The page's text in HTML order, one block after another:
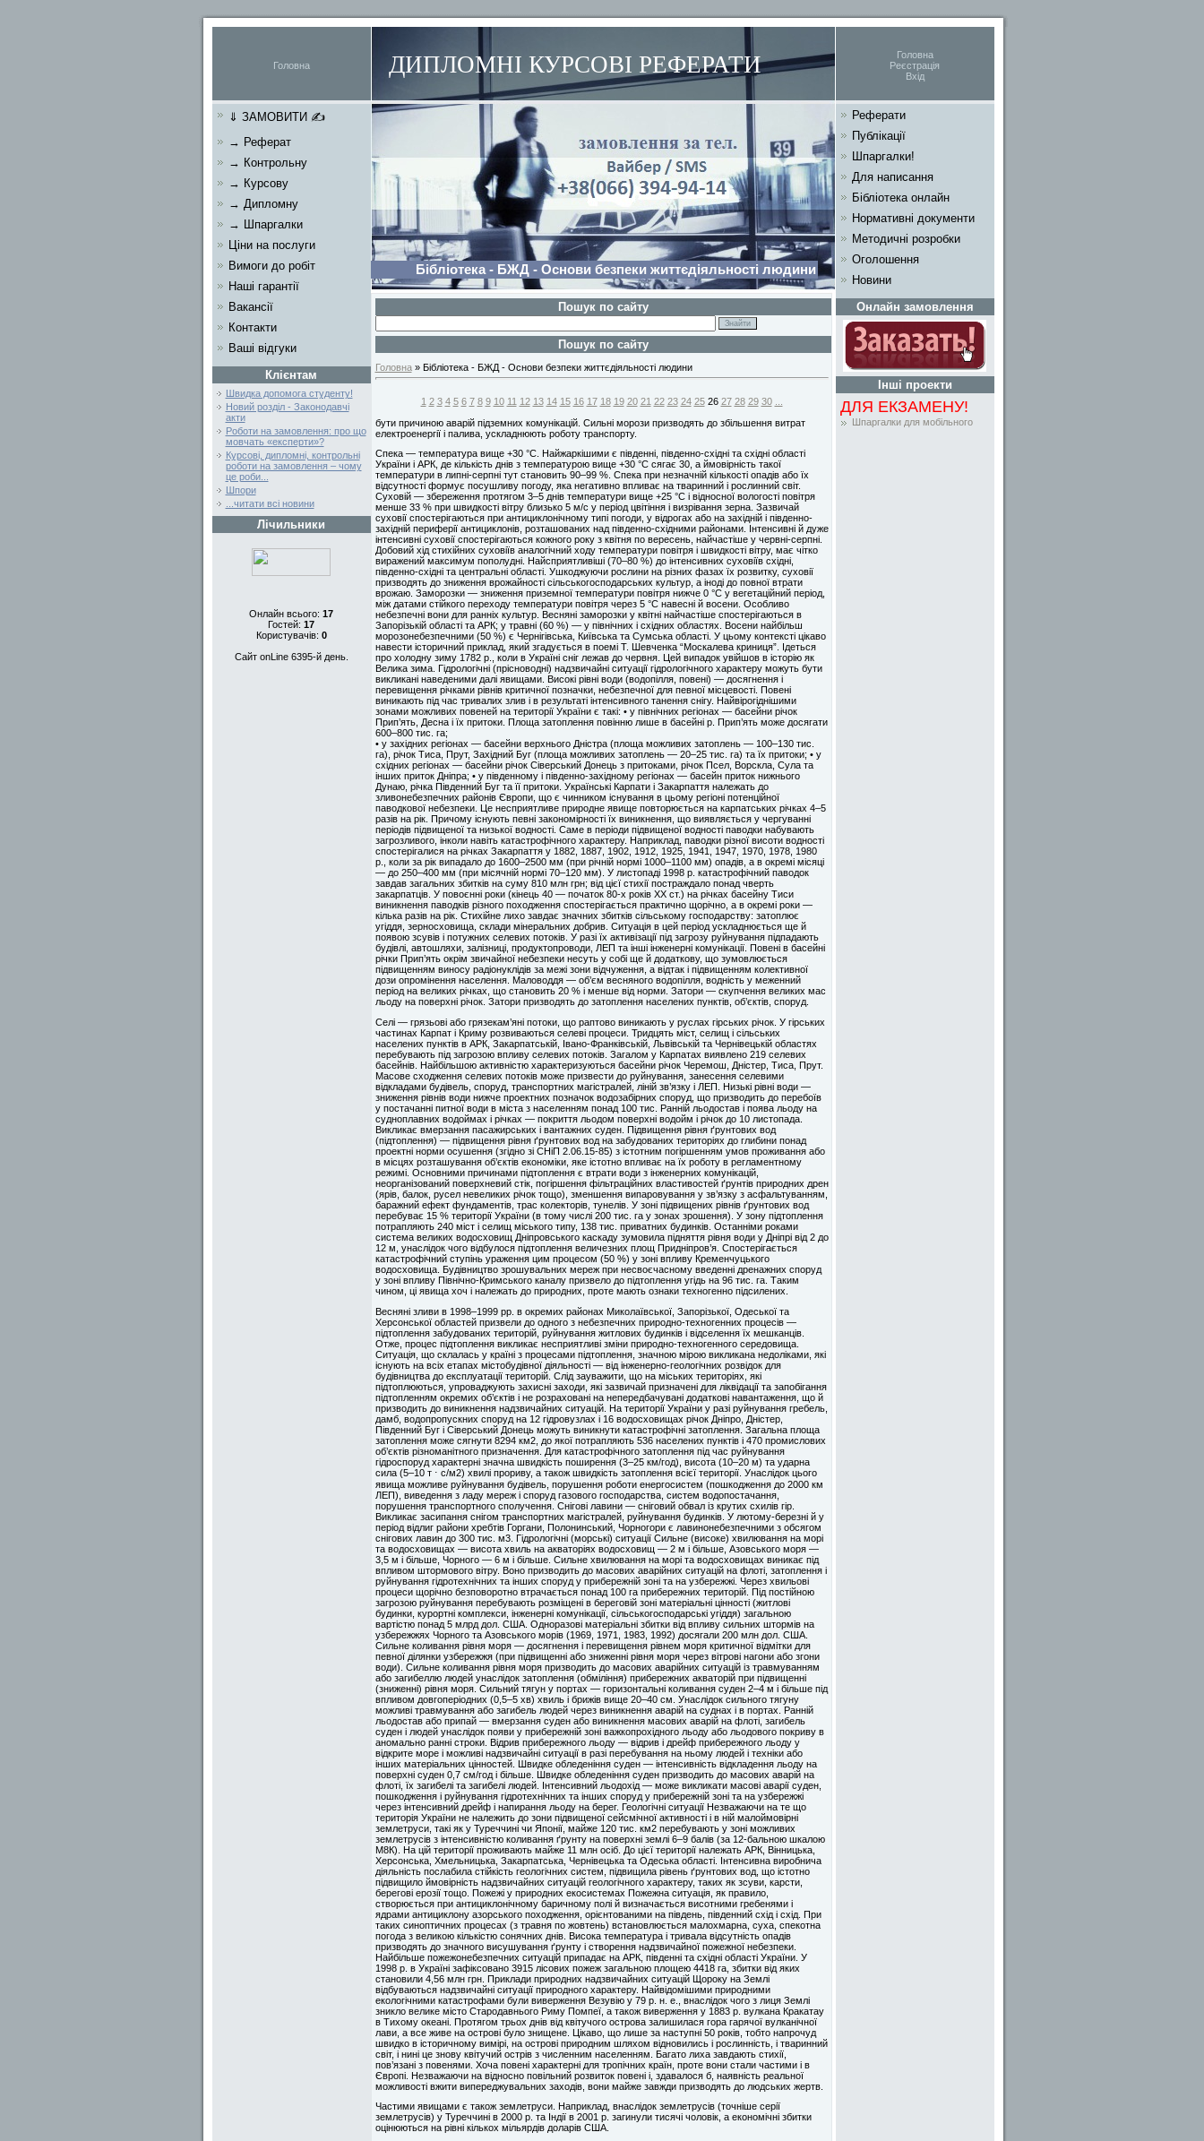
Головна ДИПЛОМНІ КУРСОВІ РЕФЕРАТИ
Головна
Реєстрація
Вхід
⇓ ЗАМОВИТИ ✍
→ Реферат
→ Контрольну
→ Курсову
→ Дипломну
→ Шпаргалки
Ціни на послуги
Вимоги до робіт
Наші гарантії
Вакансії
Контакти
Ваші відгуки
Клієнтам
Швидка допомога студенту!
Новий розділ - Законодавчі
акти
Роботи на замовлення: про що
мовчать «експерти»?
Курсові, дипломні, контрольні
роботи на замовлення – чому
це роби...
Шпори
...читати всі новини
Лічильники
Онлайн всього: 17
Гостей: 17
Користувачів: 0
Сайт onLine 6395-й день.
Бібліотека - БЖД - Основи безпеки життєдіяльності людини
Пошук по сайту
Пошук по сайту
Головна» Бібліотека - БЖД - Основи безпеки життєдіяльності людини
1 2 3 4 5 6 7 8 9 10 11 12 13 14 15 16 17 18 19 20 21 22 23 24 2526 27 28 29 30
бути причиною аварій підземних комунікацій. Сильні морози призводять до збільшення витрат
електроенергії і палива, ускладнюють роботу транспорту.
Спека — температура вище +30 °С. Найжаркішими є південні, південно-східні та східні області
України і АРК, де кількість днів з температурою вище +30 °С сягає 30, а ймовірність такої
температури в липні-серпні тут становить 90–99 %. Спека при незначній кількості опадів або їх
відсутності формує посушливу погоду, яка негативно впливає на тваринний і рослинний світ.
Суховій — збереження протягом 3–5 днів температури вище +25 °С і відносної вологості повітря
менше 33 % при швидкості вітру близько 5 м/с у період цвітіння і визрівання зерна. Зазвичай
суховії спостерігаються при антициклонічному типі погоди, у відрогах або на західній і південно-
західній периферії антициклонів, розташованих над південно-східними районами. Інтенсивні й дуже
інтенсивні суховії спостерігаються кожного року з квітня по вересень, найчастіше у червні-серпні.
Добовий хід стихійних суховіїв аналогічний ходу температури повітря і швидкості вітру, має чітко
виражений максимум пополудні. Найсприятливіші (70–80 %) до інтенсивних суховіїв східні,
південно-східні та центральні області. Ушкоджуючи рослини на різних фазах їх розвитку, суховії
призводять до зниження врожайності сільськогосподарських культур, а іноді до повної втрати
врожаю. Заморозки — зниження приземної температури повітря нижче 0 °С у вегетаційний період,
між датами стійкого переходу температури повітря через 5 °С навесні й восени. Особливо
небезпечні вони для ранніх культур. Весняні заморозки у квітні найчастіше спостерігаються в
Запорізькій області та АРК; у травні (60 %) — у північних і східних областях. Восени найбільш
морозонебезпечними (50 %) є Чернігівська, Київська та Сумська області. У цьому контексті цікаво
навести історичний приклад, який згадується в поемі Т. Шевченка “Москалева криниця”. Ідеться
про холодну зиму 1782 р., коли в Україні сніг лежав до червня. Цей випадок увійшов в історію як
Велика зима. Гідрологічні (прісноводні) надзвичайні ситуації гідрологічного характеру можуть бути
викликані наведеними далі явищами. Високі рівні води (водопілля, повені) — досягнення і
перевищення річками рівнів критичної позначки, небезпечної для певної місцевості. Повені
виникають під час тривалих злив і в результаті інтенсивного танення снігу. Найвірогіднішими
зонами можливих повеней на території України є такі: • у північних регіонах — басейни річок
Прип’ять, Десна і їх притоки. Площа затоплення повінню лише в басейні р. Прип’ять може досягати
600–800 тис. га;
• у західних регіонах — басейни верхнього Дністра (площа можливих затоплень — 100–130 тис.
га), річок Тиса, Прут, Західний Буг (площа можливих затоплень — 20–25 тис. га) та їх притоки; • у
східних регіонах — басейни річок Сіверський Донець з притоками, річок Псел, Ворскла, Сула та
інших приток Дніпра; • у південному і південно-західному регіонах — басейн приток нижнього
Дунаю, річка Південний Буг та її притоки. Українські Карпати і Закарпаття належать до
зливонебезпечних районів Європи, що є чинником існування в цьому регіоні потенційної
паводкової небезпеки. Це несприятливе природне явище повторюється на карпатських річках 4–5
разів на рік. Причому існують певні закономірності їх виникнення, що виявляється у чергуванні
періодів підвищеної та низької водності. Саме в періоди підвищеної водності паводки набувають
загрозливого, інколи навіть катастрофічного характеру. Наприклад, паводки різної висоти водності
спостерігалися на річках Закарпаття у 1882, 1887, 1902, 1912, 1925, 1941, 1947, 1970, 1978, 1980
р., коли за рік випадало до 1600–2500 мм (при річній нормі 1000–1100 мм) опадів, а в окремі місяці
— до 250–400 мм (при місячній нормі 70–120 мм). У листопаді 1998 р. катастрофічний паводок
завдав загальних збитків на суму 810 млн грн; від цієї стихії постраждало понад чверть
закарпатців. У повоєнні роки (кінець 40 — початок 80-х років ХХ ст.) на річках басейну Тиси
виникнення паводків різного походження спостерігається практично щорічно, а в окремі роки —
кілька разів на рік. Стихійне лихо завдає значних збитків сільському господарству: затоплює
угіддя, зерносховища, склади мінеральних добрив. Ситуація в цей період ускладнюється ще й
появою зсувів і потужних селевих потоків. У разі їх активізації під загрозу руйнування підпадають
будівлі, автошляхи, залізниці, продуктопроводи, ЛЕП та інші інженерні комунікації. Повені в басейні
річки Прип’ять окрім звичайної небезпеки несуть у собі ще й додаткову, що зумовлюється
підвищенням виносу радіонуклідів за межі зони відчуження, а відтак і підвищенням колективної
дози опромінення населення. Маловоддя — об’єм весняного водопілля, водність у меженний
період на великих річках, що становить 20 % і менше від норми. Затори — скупчення великих мас
льоду на поверхні річок. Затори призводять до затоплення населених пунктів, об’єктів, споруд.
Селі — грязьові або грязекам’яні потоки, що раптово виникають у руслах гірських річок. У гірських
частинах Карпат і Криму розвиваються селеві процеси. Тридцять міст, селищ і сільських
населених пунктів в АРК, Закарпатській, Івано-Франківській, Львівській та Чернівецькій областях
перебувають під загрозою впливу селевих потоків. Загалом у Карпатах виявлено 219 селевих
басейнів. Найбільшою активністю характеризуються басейни річок Черемош, Дністер, Тиса, Прут.
Масове сходження селевих потоків може призвести до руйнування, занесення селевими
відкладами будівель, споруд, транспортних магістралей, ліній зв’язку і ЛЕП. Низькі рівні води —
зниження рівнів води нижче проектних позначок водозабірних споруд, що призводить до перебоїв
у постачанні питної води в міста з населенням понад 100 тис. Ранній льодостав і поява льоду на
судноплавних водоймах і річках — покриття льодом поверхні водойм і річок до 10 листопада.
Викликає вмерзання пасажирських і вантажних суден. Підвищення рівня ґрунтових вод
(підтоплення) — підвищення рівня ґрунтових вод на забудованих територіях до глибини понад
проектні норми осушення (згідно зі СНіП 2.06.15-85) з істотним погіршенням умов проживання або
в місцях розташування об’єктів економіки, яке істотно впливає на їх роботу в регламентному
режимі. Основними причинами підтоплення є втрати води з інженерних комунікацій,
неорганізований поверхневий стік, погіршення фільтраційних властивостей ґрунтів природних дрен
(ярів, балок, русел невеликих річок тощо), зменшення випаровування у зв’язку з асфальтуванням,
баражний ефект фундаментів, трас колекторів, тунелів. У зоні підвищених рівнів ґрунтових вод
перебуває 15 % території України (в тому числі 200 тис. га у зонах зрошення). У зону підтоплення
потрапляють 240 міст і селищ міського типу, 138 тис. приватних будинків. Останніми роками
система великих водосховищ Дніпровського каскаду зумовила підняття рівня води у Дніпрі від 2 до
12 м, унаслідок чого відбулося підтоплення величезних площ Придніпров’я. Спостерігається
катастрофічний ступінь ураження цим процесом (50 %) у зоні впливу Кременчуцького
водосховища. Будівництво зрошувальних мереж при несвоєчасному введенні дренажних споруд
у зоні впливу Північно-Кримського каналу призвело до підтоплення угідь на 96 тис. га. Таким
чином, ці явища хоч і належать до природних, проте мають ознаки техногенно підсилених.
Весняні зливи в 1998–1999 рр. в окремих районах Миколаївської, Запорізької, Одеської та
Херсонської областей призвели до одного з небезпечних природно-техногенних процесів —
підтоплення забудованих територій, руйнування житлових будинків і відселення їх мешканців.
Отже, процес підтоплення викликає несприятливі зміни природно-техногенного середовища.
Ситуація, що склалась у країні з процесами підтоплення, значною мірою викликана недоліками, які
існують на всіх етапах містобудівної діяльності — від інженерно-геологічних розвідок для
будівництва до експлуатації територій. Слід зауважити, що на міських територіях, які
підтоплюються, упроваджують захисні заходи, які зазвичай призначені для ліквідації та запобігання
підтопленням окремих об’єктів і не розраховані на непередбачувані додаткові навантаження, що й
призводить до виникнення надзвичайних ситуацій. На території України у разі руйнування гребель,
дамб, водопропускних споруд на 12 гідровузлах і 16 водосховищах річок Дніпро, Дністер,
Південний Буг і Сіверський Донець можуть виникнути катастрофічні затоплення. Загальна площа
затоплення може сягнути 8294 км2, до якої потрапляють 536 населених пунктів і 470 промислових
об’єктів різноманітного призначення. Для катастрофічного затоплення під час руйнування
гідроспоруд характерні значна швидкість поширення (3–25 км/год), висота (10–20 м) та ударна
сила (5–10 т ⋅ с/м2) хвилі прориву, а також швидкість затоплення всієї території. Унаслідок цього
явища можливе руйнування будівель, порушення роботи енергосистем (пошкодження до 2000 км
ЛЕП), виведення з ладу мереж і споруд газового господарства, систем водопостачання,
порушення транспортного сполучення. Снігові лавини — сніговий обвал із крутих схилів гір.
Викликає засипання снігом транспортних магістралей, руйнування будинків. У лютому-березні й у
період відлиг райони хребтів Горгани, Полонинський, Чорногори є лавинонебезпечними з обсягом
снігових лавин до 300 тис. м3. Гідрологічні (морські) ситуації Сильне (високе) хвилювання на морі
та водосховищах — висота хвиль на акваторіях водосховищ — 2 м і більше, Азовського моря —
3,5 м і більше, Чорного — 6 м і більше. Сильне хвилювання на морі та водосховищах виникає під
впливом штормового вітру. Воно призводить до масових аварійних ситуацій на флоті, затоплення і
руйнування гідротехнічних та інших споруд у прибережній зоні та на узбережжі. Через хвильові
процеси щорічно безповоротно втрачається понад 100 га прибережних територій. Під постійною
загрозою руйнування перебувають розміщені в береговій зоні матеріальні цінності (житлові
будинки, курортні комплекси, інженерні комунікації, сільськогосподарські угіддя) загальною
вартістю понад 5 млрд дол. США. Одноразові матеріальні збитки від впливу сильних штормів на
узбережжях Чорного та Азовського морів (1969, 1971, 1983, 1992) досягали 200 млн дол. США.
Сильне коливання рівня моря — досягнення і перевищення рівнем моря критичної відмітки для
певної ділянки узбережжя (при підвищенні або зниженні рівня моря через вітрові нагони або згони
води). Сильне коливання рівня моря призводить до масових аварійних ситуацій із травмуванням
або загибеллю людей унаслідок затоплення (обміління) прибережних акваторій при підвищенні
(зниженні) рівня моря. Сильний тягун у портах — горизонтальні коливання суден 2–4 м і більше під
впливом довгоперіодних (0,5–5 хв) хвиль і брижів вище 20–40 см. Унаслідок сильного тягуну
можливі травмування або загибель людей через виникнення аварій на суднах і в портах. Ранній
льодостав або припай — вмерзання суден або виникнення масових аварій на флоті, загибель
суден і людей унаслідок появи у прибережній зоні важкопрохідного льоду або льодового покриву в
аномально ранні строки. Відрив прибережного льоду — відрив і дрейф прибережного льоду у
відкрите море і можливі надзвичайні ситуації в разі перебування на ньому людей і техніки або
інших матеріальних цінностей. Швидке обледеніння суден — інтенсивність відкладення льоду на
поверхні суден 0,7 см/год і більше. Швидке обледеніння суден призводить до масових аварій на
флоті, їх загибелі та загибелі людей. Інтенсивний льодохід — може викликати масові аварії суден,
пошкодження і руйнування гідротехнічних та інших споруд у прибережній зоні та на узбережжі
через інтенсивний дрейф і напирання льоду на берег. Геологічні ситуації Незважаючи на те що
територія України не належить до зони підвищеної сейсмічної активності і в ній малоймовірні
землетруси, такі як у Туреччині чи Японії, майже 120 тис. км2 перебувають у зоні можливих
землетрусів з інтенсивністю коливання ґрунту на поверхні землі 6–9 балів (за 12-бальною шкалою
М8К). На цій території проживають майже 11 млн осіб. До цієї території належать АРК, Вінницька,
Херсонська, Хмельницька, Закарпатська, Чернівецька та Одеська області. Інтенсивна виробнича
діяльність послабила стійкість геологічних систем, підвищила рівень ґрунтових вод, що істотно
підвищило ймовірність надзвичайних ситуацій геологічного характеру, таких як зсуви, карсти,
берегові ерозії тощо. Пожежі у природних екосистемах Пожежна ситуація, як правило,
створюється при антициклонічному баричному полі й визначається висотними гребенями і
ядрами антициклону азорського походження, орієнтованими на південь, південний схід і схід. При
таких синоптичних процесах (з травня по жовтень) встановлюється малохмарна, суха, спекотна
погода з великою кількістю сонячних днів. Висока температура і тривала відсутність опадів
призводять до значного висушування ґрунту і створення надзвичайної пожежної небезпеки.
Найбільше пожежонебезпечних ситуацій припадає на АРК, південні та східні області України. У
1998 р. в Україні зафіксовано 3915 лісових пожеж загальною площею 4418 га, збитки від яких
становили 4,56 млн грн. Приклади природних надзвичайних ситуацій Щороку на Землі
відбуваються надзвичайні ситуації природного характеру. Найвідомішими природними
екологічними катастрофами були виверження Везувію у 79 р. н. е., внаслідок чого з лиця Землі
зникло велике місто Стародавнього Риму Помпеї, а також виверження у 1883 р. вулкана Кракатау
в Тихому океані. Протягом трьох днів від квітучого острова залишилася гора гарячої вулканічної
лави, а все живе на острові було знищене. Цікаво, що лише за наступні 50 років, тобто напрочуд
швидко в історичному вимірі, на острові природним шляхом відновились і рослинність, і тваринний
світ, і нині це знову квітучий острів з численним населенням. Багато лиха завдають стихії,
пов’язані з повенями. Хоча повені характерні для тропічних країн, проте вони стали частими і в
Європі. Незважаючи на відносно повільний розвиток повені і, здавалося б, наявність реальної
можливості вжити випереджувальних заходів, вони майже завжди призводять до людських жертв.
Частими явищами є також землетруси. Наприклад, внаслідок землетрусів (точніше серії
землетрусів) у Туреччині в 2000 р. та Індії в 2001 р. загинули тисячі чоловік, а економічні збитки
оцінюються на рівні кількох мільярдів доларів США.
Реферати
Публікації
Шпаргалки!
Для написання
Бібліотека онлайн
Нормативні документи
Методичні розробки
Оголошення
Новини
Онлайн замовлення
Інші проекти
ДЛЯ ЕКЗАМЕНУ!
Шпаргалки для мобільного